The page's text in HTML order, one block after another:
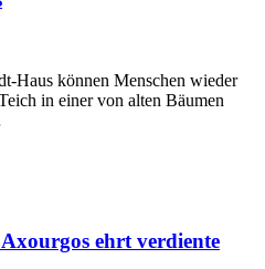
Haus können Menschen wieder
in einer von alten Bäumen
ehrt verdiente